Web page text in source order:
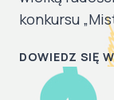
konkursu
DOWIEDZ SIĘ